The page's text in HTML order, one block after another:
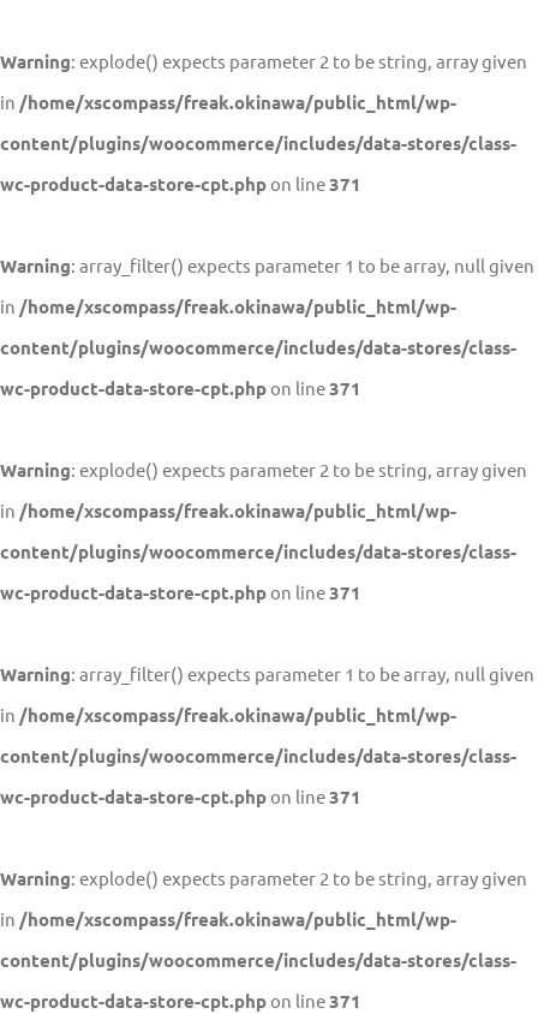
Warning: explode() expects parameter 2 to be string, array given
in /home/xscompass/freak.okinawa/public_html/wp-
content/plugins/woocommerce/includes/data-stores/class-
wc-product-data-store-cpt.phpon line371
Warning: array_filter() expects parameter 1 to be array, null given
in /home/xscompass/freak.okinawa/public_html/wp-
content/plugins/woocommerce/includes/data-stores/class-
wc-product-data-store-cpt.phpon line371
Warning: explode() expects parameter 2 to be string, array given
in /home/xscompass/freak.okinawa/public_html/wp-
content/plugins/woocommerce/includes/data-stores/class-
wc-product-data-store-cpt.phpon line371
Warning: array_filter() expects parameter 1 to be array, null given
in /home/xscompass/freak.okinawa/public_html/wp-
content/plugins/woocommerce/includes/data-stores/class-
wc-product-data-store-cpt.phpon line371
Warning: explode() expects parameter 2 to be string, array given
in /home/xscompass/freak.okinawa/public_html/wp-
content/plugins/woocommerce/includes/data-stores/class-
wc-product-data-store-cpt.phpon line371